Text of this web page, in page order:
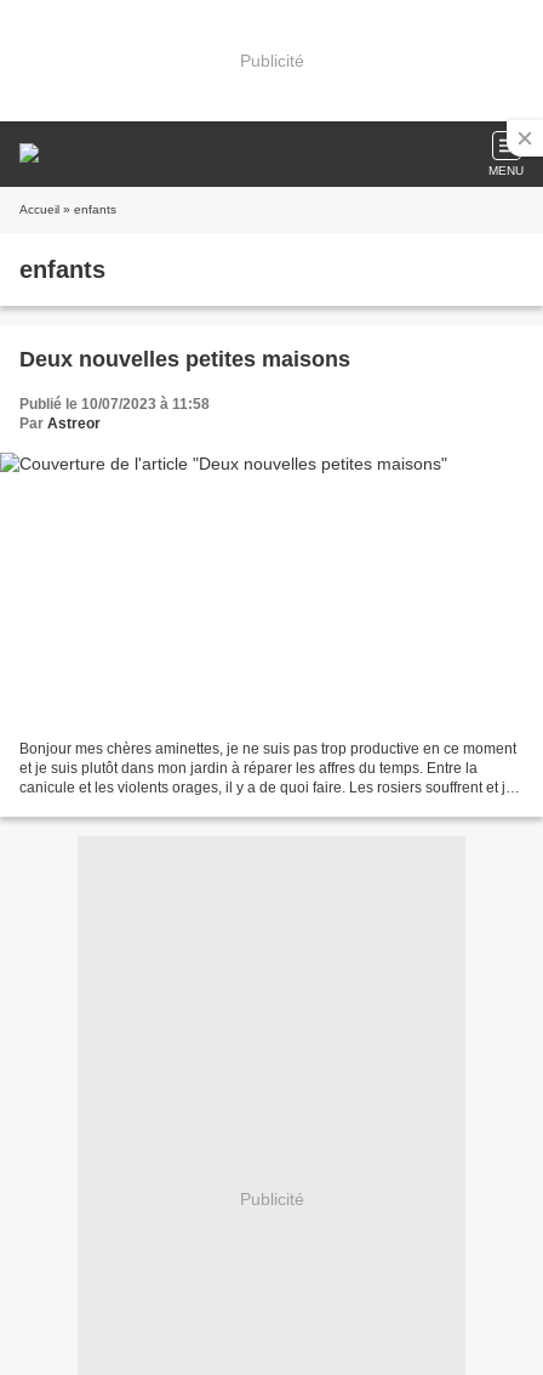
Publicité
MENU
Accueil » enfants
enfants
Deux nouvelles petites maisons
Publié le 10/07/2023 à 11:58
Par Astreor
Bonjour mes chères aminettes, je ne suis pas trop productive en ce moment
et je suis plutôt dans mon jardin à réparer les affres du temps. Entre la
canicule et les violents orages, il y a de quoi faire. Les rosiers souffrent et je
Publicité